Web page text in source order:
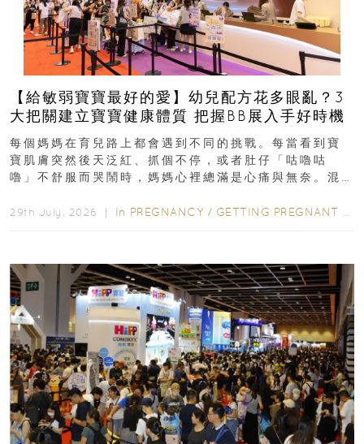
【給敏弱寶寶最好的愛】幼兒配方花多眼亂？3
大把關建立寶寶健康體質 把握BB展入手好時機
每個媽媽在育兒路上都會遇到不同的挑戰。每當看到寶
寶肌膚突然後天泛紅、抓個不停，或者肚仔「咕嚕咕
嚕」不舒服而哭鬧時，媽媽心裡總滿是心痛與無奈。混
29th July, 2026 ｜ In PREGNANCY / GETTING PREGNANT